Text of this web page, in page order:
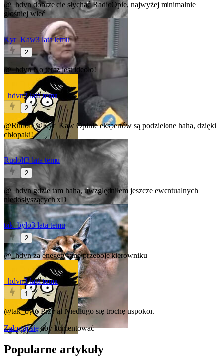
@_hdvndobrze cie słychać RadioOpie, najwyżej minimalnie
głośniej wleć
Kyr_Kaw3 lata temu
2
@_hdvnNo teraz jest ideolo!
_hdvn3 lata temu
2
@Rudolf @Kyr_Kaw Opinie ekspertów są podzielone haha, dzięki
chłopaki!
Rudolf3 lata temu
2
@_hdvngdzie tam haha, uwzględniłem jeszcze ewentualnych
niedosłyszących xD
tak_bylo3 lata temu
2
@_hdvnza enegetyczne przeboje kierowniku
_hdvn3 lata temu
1
@tak_byloPrzyjąłNiedługo się trochę uspokoi.
Zaloguj sięaby komentować
Popularne artykuły